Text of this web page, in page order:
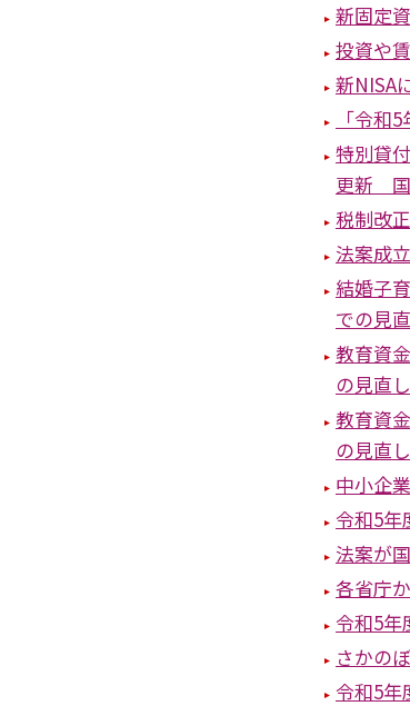
新固定
投資や
新NISA
「令
特別貸
更新
税制改
法案成
結婚子
での見
教育資
の見直
教育資
の見直
中小企
令和5
法案が
各省庁
令和5
さかの
令和5